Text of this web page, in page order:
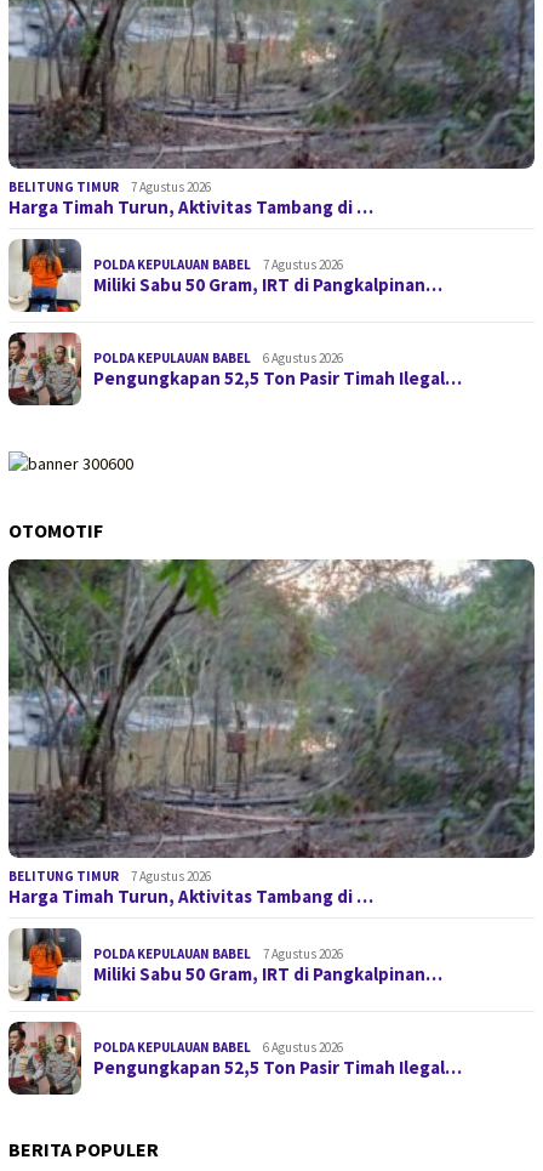
BELITUNG TIMUR 7 Agustus 2026
Harga Timah Turun, Aktivitas Tambang di …
POLDA KEPULAUAN BABEL 7 Agustus 2026
Miliki Sabu 50 Gram, IRT di Pangkalpinan…
POLDA KEPULAUAN BABEL 6 Agustus 2026
Pengungkapan 52,5 Ton Pasir Timah Ilegal…
OTOMOTIF
BELITUNG TIMUR 7 Agustus 2026
Harga Timah Turun, Aktivitas Tambang di …
POLDA KEPULAUAN BABEL 7 Agustus 2026
Miliki Sabu 50 Gram, IRT di Pangkalpinan…
POLDA KEPULAUAN BABEL 6 Agustus 2026
Pengungkapan 52,5 Ton Pasir Timah Ilegal…
BERITA POPULER